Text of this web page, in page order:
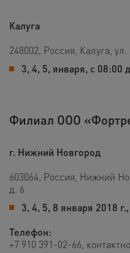
Калуга
248002, Россия, Калуга,
3, 4, 5, января, с 08:00
Филиал ООО
г. Нижний Новгород
603064, Россия, Нижний
д. 6
3, 4, 5, 8 января 2018
Телефон:
+7 910 391-02-66 ,